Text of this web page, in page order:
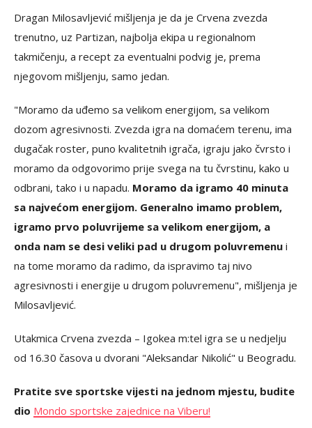
Dragan Milosavljević mišljenja je da je Crvena zvezda
trenutno, uz Partizan, najbolja ekipa u regionalnom
takmičenju, a recept za eventualni podvig je, prema
njegovom mišljenju, samo jedan.
"Moramo da uđemo sa velikom energijom, sa velikom
dozom agresivnosti. Zvezda igra na domaćem terenu, ima
dugačak roster, puno kvalitetnih igrača, igraju jako čvrsto i
moramo da odgovorimo prije svega na tu čvrstinu, kako u
odbrani, tako i u napadu. Moramo da igramo 40 minuta
sa najvećom energijom. Generalno imamo problem,
igramo prvo poluvrijeme sa velikom energijom, a
onda nam se desi veliki pad u drugom poluvremenu i
na tome moramo da radimo, da ispravimo taj nivo
agresivnosti i energije u drugom poluvremenu", mišljenja je
Milosavljević.
Utakmica Crvena zvezda – Igokea m:tel igra se u nedjelju
od 16.30 časova u dvorani "Aleksandar Nikolić" u Beogradu.
Pratite sve sportske vijesti na jednom mjestu, budite
dio Mondo sportske zajednice na Viberu!